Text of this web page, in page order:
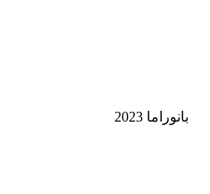
بانوراما 2023